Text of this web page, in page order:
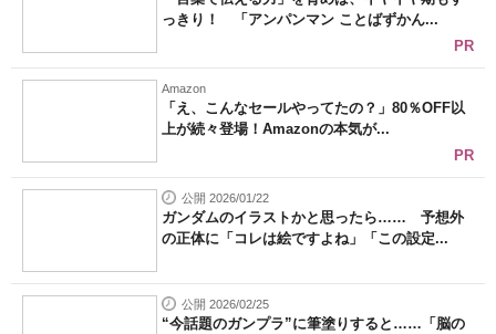
っきり！ 「アンパンマン ことばずかん...
PR
Amazon
「え、こんなセールやってたの？」80％OFF以
上が続々登場！Amazonの本気が...
PR
公開 2026/01/22
ガンダムのイラストかと思ったら…… 予想外
の正体に「コレは絵ですよね」「この設定...
公開 2026/02/25
“今話題のガンプラ”に筆塗りすると……「脳の